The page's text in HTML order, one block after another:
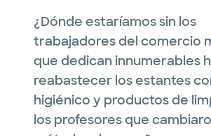
¿Dónde estaríamos sin los
trabajadores del comercio
que dedican innumerables
reabastecer los estantes
higiénico y productos de
los profesores que